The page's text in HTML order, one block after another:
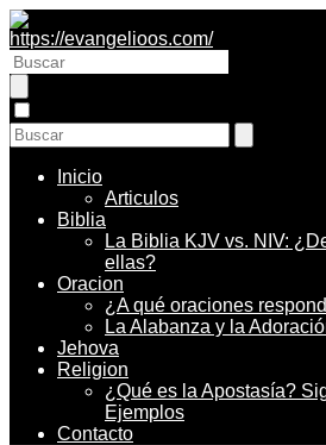
Inicio
Articulos
Biblia
La Biblia KJV vs. NIV:
ellas?
Oracion
¿A qué oraciones
La Alabanza y la
Jehova
Religion
¿Qué es la Apostasía?
Ejemplos
Contacto